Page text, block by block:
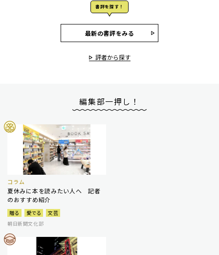
書評を探す！
最新の書評をみる
評者から探す
編集部一押し！
コラム
夏休みに本を読みたい人へ 記者
のおすすめ紹介
贈る 愛でる
文芸
朝日新聞文化部